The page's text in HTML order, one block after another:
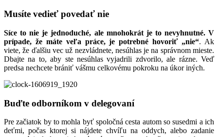
Musíte vedieť povedať nie
Síce to nie je jednoduché, ale mnohokrát je to nevyhnutné. V
prípade, že máte veľa práce, je potrebné hovoriť „nie“. Ak
viete, že ďalšiu vec už nezvládnete, nesúhlas je na správnom mieste.
Dbajte na to, aby ste nesúhlas vyjadrili zdvorilo, ale rázne. Veď
predsa nechcete brániť vášmu celkovému pokroku na úkor iných.
Buďte odborníkom v delegovaní
Pre začiatok by to mohla byť spoločná cesta autom so susedmi a ich
deťmi, počas ktorej si nájdete chvíľu na oddych, alebo zadanie